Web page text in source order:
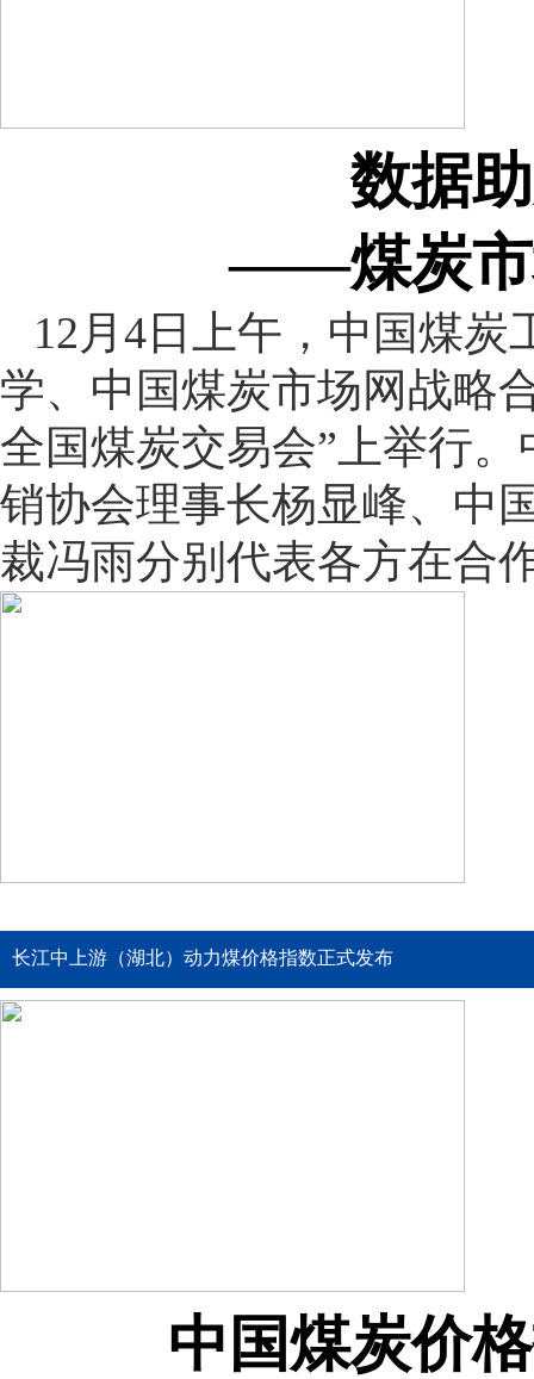
数据
——煤炭市
12月4日上午，中国煤
学、中国煤炭市场网战略
全国煤炭交易会”上举行
销协会理事长杨显峰、中
裁冯雨分别代表各方在合
长江中上游（湖北）动力煤价格指数正式发布
中国煤炭价